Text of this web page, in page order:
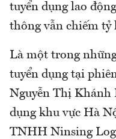
tuyển dụng lao
thông vẫn chiếm tỷ
Là một trong
tuyển dụng tại
Nguyễn Thị Khánh
dụng khu vực Hà
TNHH Ninsing